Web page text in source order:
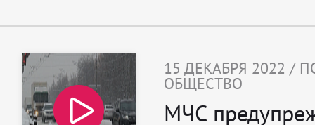
15 ДЕКАБРЯ 2022 /
ОБЩЕСТВО
МЧС